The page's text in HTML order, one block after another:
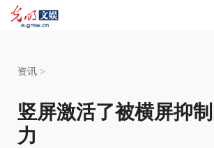
资讯 >
竖屏激活了被横屏抑
力